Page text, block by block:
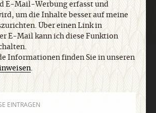
Impressum
E-Mail-Werbung erfasst und
um die Inhalte besser auf meine
Über einen Link in
E-Mail kann ich diese Funktion
Informationen finden Sie in unseren
.